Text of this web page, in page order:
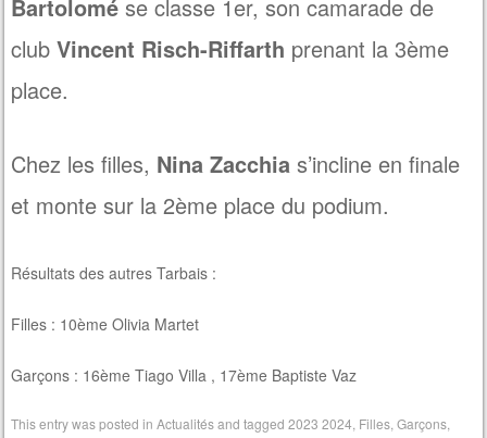
Bartolomé se classe 1er, son camarade de
clubVincent Risch-Riffarth prenant la 3ème
place.
Chez les filles, Nina Zacchia s’incline en finale
et monte sur la 2ème place du podium.
Résultats des autres Tarbais :
Filles : 10ème Olivia Martet
Garçons : 16ème Tiago Villa , 17ème Baptiste Vaz
This entry was posted inActualitésand tagged2023 2024, Filles,Garçons,